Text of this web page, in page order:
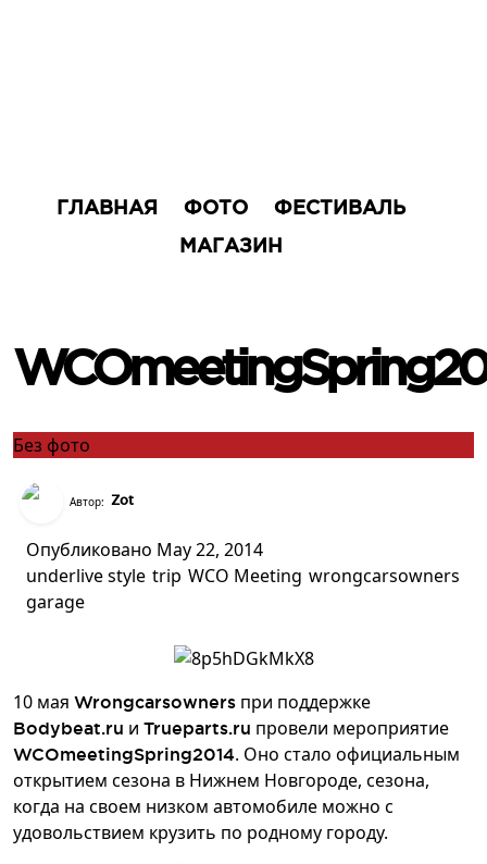
ГЛАВНАЯ ФОТО
ФЕСТИВАЛЬ
МАГАЗИН
Без фото
Автор: Zot
Опубликовано May 22, 2014
underlive style trip WCO Meeting wrongcarsowners
garage
10 мая Wrongcarsowners при поддержке
Bodybeat.ru и Trueparts.ru провели мероприятие
WCOmeetingSpring2014. Оно стало официальным
открытием сезона в Нижнем Новгороде, сезона,
когда на своем низком автомобиле можно с
удовольствием крузить по родному городу.